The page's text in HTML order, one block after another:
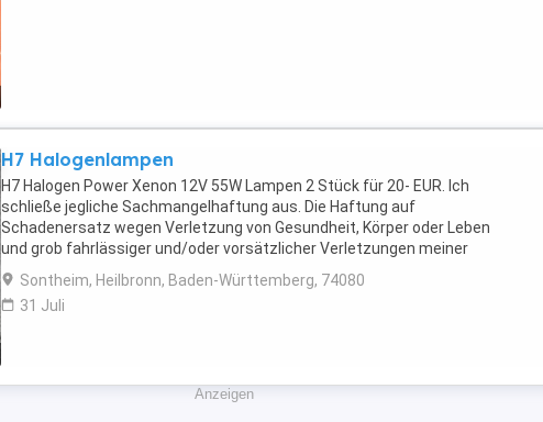
H7 Halogenlampen
H7 Halogen Power Xenon 12V 55W Lampen 2 Stück für 20- EUR. Ich
schließe jegliche Sachmangelhaftung aus. Die Haftung auf
Schadenersatz wegen Verletzung von Gesundheit, Körper oder Leben
und grob fahrlässiger und/oder vorsätzlicher Verletzungen meiner
Pflichten als Verkäufer bleibt uneingeschränkt.
Sontheim, Heilbronn, Baden-Württemberg, 74080
31 Juli
Anzeigen